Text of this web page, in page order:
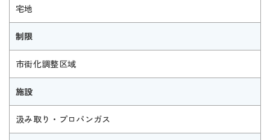
宅地
制限
市街化調整区域
施設
汲み取り・プロパンガス